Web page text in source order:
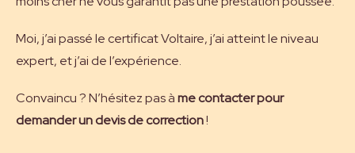
Moi, j’ai passé le certificat Voltaire, j’ai atteint le niveau
expert, et j’ai de l’expérience.
Convaincu ? N’hésitez pas àme contacter pour
demander undevis de correction!